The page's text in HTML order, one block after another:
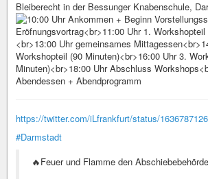
https://twitter.com/iLfrankfurt/status/
#Darmstadt
🔥Feuer und Flamme den